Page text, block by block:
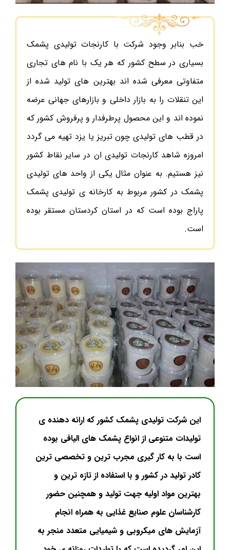
خب بنابر وجود شرکت با کارنجات تولیدی پشمک
بسیاری در سطح کشور که هر یک با نام های تجاری
متفاوتی معرفی شده اند بهترین های تولید شده از
این تنقلات را به بازار داخلی و بازارهای جهانی عرضه
نموده اند و این محصول پرطرفدار و پرفروش کشور که
در قطب های تولیدی چون تبریز یا یزد تهیه می گردد
امروزه شاهد کارنجات تولیدی ان در سایر نقاط کشور
نیز هستیم. به عنوان مثال یکی از واحد های تولیدی
پشمک در کشور مربوط به کارخانه ی تولیدی پشمک
پاراج بوده است که در استان کردستان مستقر بوده
است.
این شرکت تولیدی پشمک کشور که ارائه دهنده ی
تولیدات متنوعی از انواع پشمک های الیافی بوده
است با به کار گیری مجرب ترین و تخصصی ترین
کادر تولید در کشور و با استفاده از تازه ترین و
بهترین مواد اولیه جهت تولید و همچنین حضور
کارشناسان علوم صنایع غذایی به همراه انجام
آزمایش های میکروبی و شیمیایی متعدد منجر به